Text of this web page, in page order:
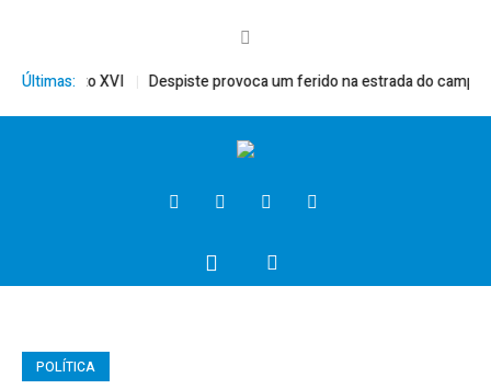
Últimas:
Bento XVI Despiste provoca um ferido na estrada do campo
POLÍTICA